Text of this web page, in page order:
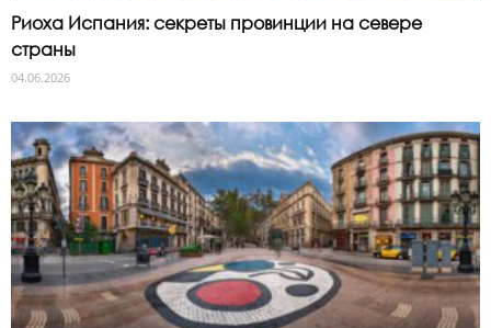
Риоха Испания: секреты провинции на севере
страны
04.06.2026